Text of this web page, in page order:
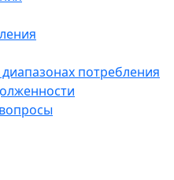
потребления